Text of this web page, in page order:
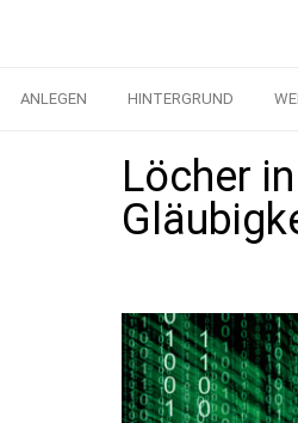
ANLEGEN HINTERGRUND
Löcher